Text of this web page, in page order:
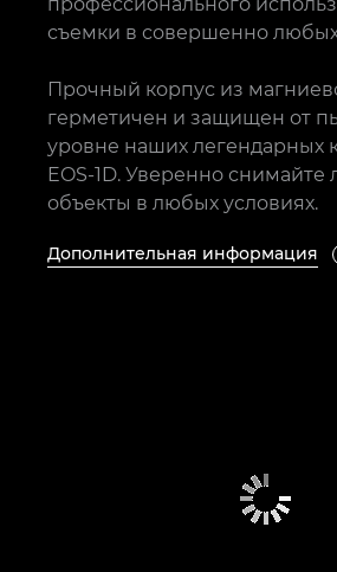
съемки в совершенно любых
Прочный корпус из
герметичен и защищен от
уровне наших легендарных
EOS-1D. Уверенно
объекты в любых условиях.
Дополнительная информация